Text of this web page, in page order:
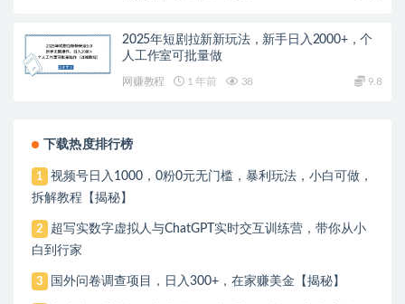
2025年短剧拉新新玩法，新手日入2000+，个
人工作室可批量做
网赚教程 1 年前 38 9.8
下载热度排行榜
1
视频号日入1000，0粉0元无门槛，暴利玩法，小白可做，
拆解教程【揭秘】
2
超写实数字虚拟人与ChatGPT实时交互训练营，带你从小
白到行家
3 国外问卷调查项目，日入300+，在家赚美金【揭秘】